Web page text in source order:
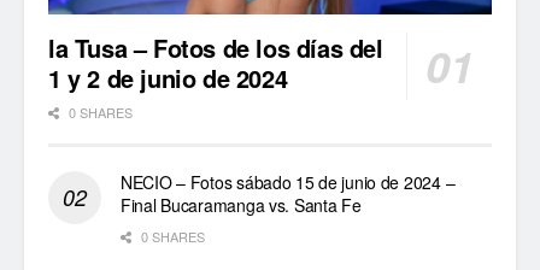
la Tusa – Fotos de los días del
1 y 2 de junio de 2024
0 SHARES
NECIO – Fotos sábado 15 de junio de 2024 –
Final Bucaramanga vs. Santa Fe
0 SHARES